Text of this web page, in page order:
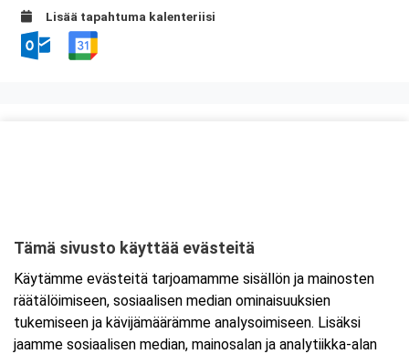
Lisää tapahtuma kalenteriisi
Tarkempi kartta ja ajo-ohjeet
Tämä sivusto käyttää evästeitä
Käytämme evästeitä tarjoamamme sisällön ja mainosten
räätälöimiseen, sosiaalisen median ominaisuuksien
tukemiseen ja kävijämäärämme analysoimiseen. Lisäksi
jaamme sosiaalisen median, mainosalan ja analytiikka-alan